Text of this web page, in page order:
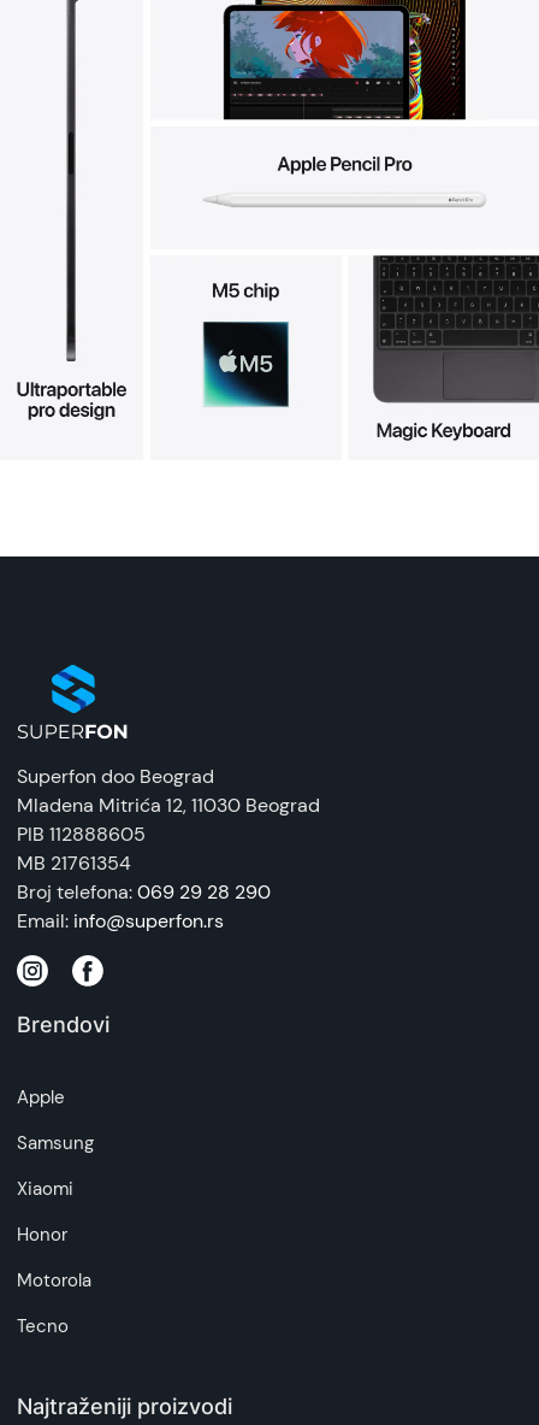
Superfon doo Beograd
Mladena Mitrića 12, 11030 Beograd
PIB 112888605
MB 21761354
Broj telefona:069 29 28 290
Email: info@superfon.rs
Brendovi
Apple
Samsung
Xiaomi
Honor
Motorola
Tecno
Najtraženiji proizvodi